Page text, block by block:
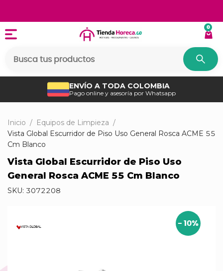
0
ENVÍO A TODA COLOMBIA
Pago online y asesoría por Whatsapp
Inicio / Equipos de Limpieza /
Vista Global Escurridor de Piso Uso General Rosca ACME 55
Cm Blanco
Vista Global Escurridor de Piso Uso
General Rosca ACME 55 Cm Blanco
SKU: 3072208
- 10%